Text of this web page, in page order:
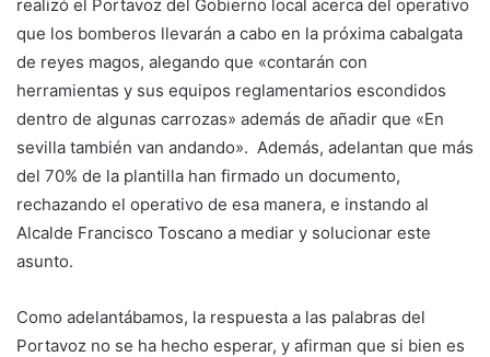
realizó el Portavoz del Gobierno local acerca del operativo
que los bomberos llevarán a cabo en la próxima cabalgata
de reyes magos, alegando que «contarán con
herramientas y sus equipos reglamentarios escondidos
dentro de algunas carrozas» además de añadir que «En
sevilla también van andando». Además, adelantan que más
del 70% de la plantilla han firmado un documento,
rechazando el operativo de esa manera, e instando al
Alcalde Francisco Toscano a mediar y solucionar este
asunto.
Como adelantábamos, la respuesta a las palabras del
Portavoz no se ha hecho esperar, y afirman que si bien es